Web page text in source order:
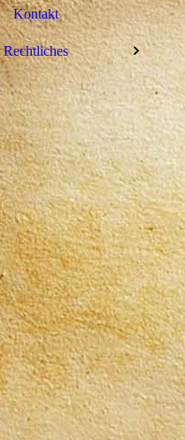
Kontakt
Rechtliches